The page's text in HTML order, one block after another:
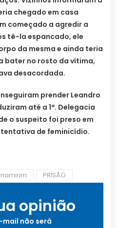
chegado em casa
começado a agredir a
tê-la espancado, ele
da mesma e ainda teria
bater no rosto da vítima,
desacordada.
prender Leandro
até a 1ª. Delegacia
o suspeito foi preso em
de feminicídio.
PRISÃO
opinião
mail não será